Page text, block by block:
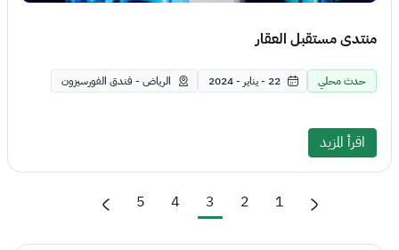
منتدى مستقبل العقار
حدث محلي 22 - يناير - 2024 الرياض - فندق الفورسيزون
اقرأ المزيد
1
2
3
4
5